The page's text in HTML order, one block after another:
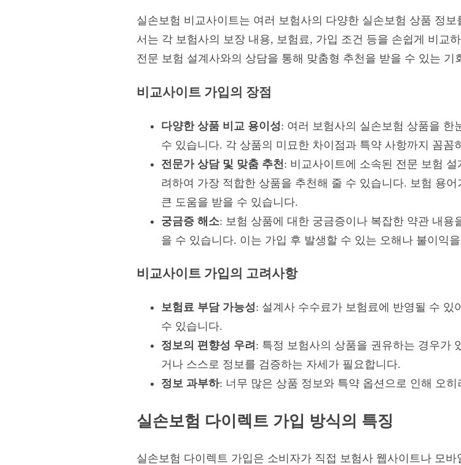
실손보험 비교사이트는 여러 보험사의 다양한 실손보험 상품 정
서는 각 보험사의 보장 내용, 보험료, 가입 조건 등을 손쉽게 비교
전문 보험 설계사와의 상담을 통해 맞춤형 추천을 받을 수 있는 기
비교사이트 가입의 장점
다양한 상품 비교 용이성: 여러 보험사의 실손보험 상품을 한
수 있습니다. 각 상품의 미묘한 차이점과 특약 사항까지 꼼꼼
전문가 상담 및 맞춤 추천 : 비교사이트에 소속된 전문 보험
려하여 가장 적합한 상품을 추천해 줄 수 있습니다. 보험 용
큰 도움을 받을 수 있습니다.
궁금증 해소: 보험 상품에 대한 궁금증이나 복잡한 약관 내
을 수 있습니다. 이는 가입 후 발생할 수 있는 오해나 불이익
비교사이트 가입의 고려사항
보험료 부담 가능성: 설계사 수수료가 보험료에 반영될 수
수 있습니다.
정보의 편향성 우려 : 특정 보험사의 상품을 권유하는 경우가
거나 스스로 정보를 검증하는 자세가 필요합니다.
정보 과부하: 너무 많은 상품 정보와 특약 옵션으로 인해 오
실손보험 다이렉트 가입 방식의 특징
실손보험 다이렉트 가입은 소비자가 직접 보험사 웹사이트나 모